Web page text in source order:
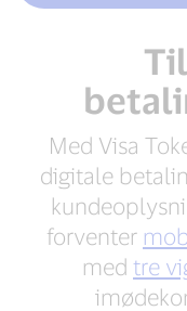
Med Visa
digitale
forventer
med tre